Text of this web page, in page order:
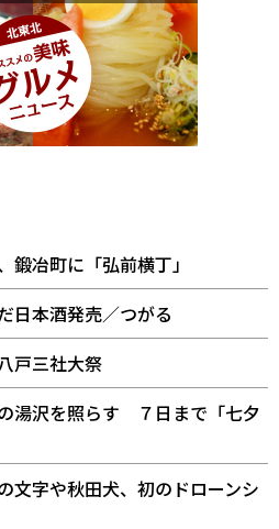
鍛冶町に「弘前横丁」
日本酒発売／つがる
戸三社大祭
湯沢を照らす ７日まで「七夕
文字や秋田犬、初のドローンシ